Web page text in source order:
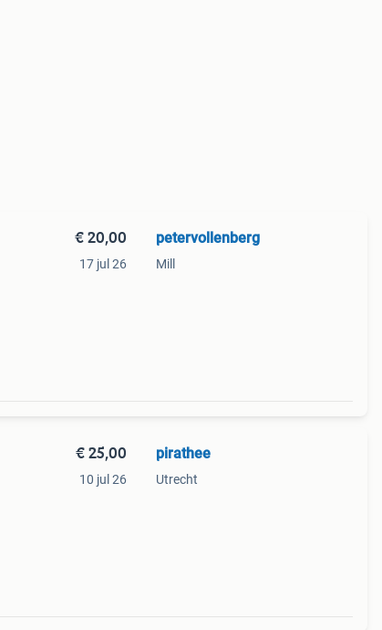
€ 20,00
17 jul 26
petervollenberg
Mill
€ 25,00
10 jul 26
pirathee
Utrecht